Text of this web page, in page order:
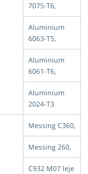
7075-T6,
Aluminium
6063-T5,
Aluminium
6061-T6,
Aluminium
2024-T3
Messing C360,
Messing 260,
C932 M07 leje